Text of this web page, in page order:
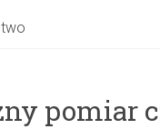
pomiar